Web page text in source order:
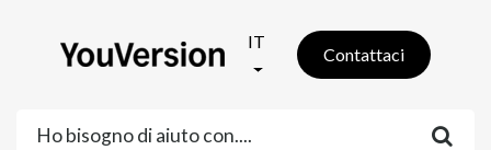
IT
Contattaci